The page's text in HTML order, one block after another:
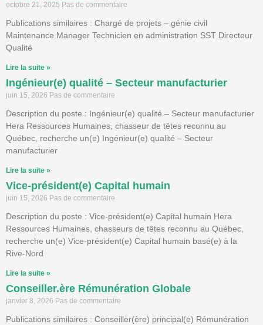
octobre 21, 2025 Pas de commentaire
Publications similaires : Chargé de projets – génie civil
Maintenance Manager Technicien en administration SST Directeur
Qualité
Lire la suite »
Ingénieur(e) qualité – Secteur manufacturier
juin 15, 2026 Pas de commentaire
Description du poste : Ingénieur(e) qualité – Secteur manufacturier
Hera Ressources Humaines, chasseur de têtes reconnu au
Québec, recherche un(e) Ingénieur(e) qualité – Secteur
manufacturier
Lire la suite »
Vice-président(e) Capital humain
juin 15, 2026 Pas de commentaire
Description du poste : Vice-président(e) Capital humain Hera
Ressources Humaines, chasseurs de têtes reconnu au Québec,
recherche un(e) Vice-président(e) Capital humain basé(e) à la
Rive-Nord
Lire la suite »
Conseiller.ère Rémunération Globale
janvier 8, 2026 Pas de commentaire
Publications similaires : Conseiller(ère) principal(e) Rémunération